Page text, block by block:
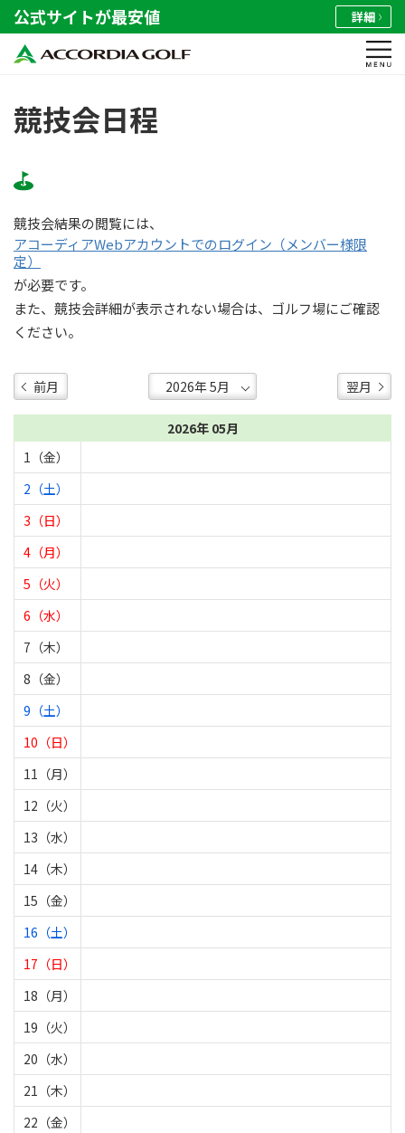
公式サイトが最安値 詳細
競技会日程
競技会結果の閲覧には、
アコーディアWebアカウントでのログイン（メンバー様限
定）
が必要です。
また、競技会詳細が表示されない場合は、ゴルフ場にご確認
ください。
前月 翌月
2026年 05月
1（金）
2（土）
3（日）
4（月）
5（火）
6（水）
7（木）
8（金）
9（土）
10（日）
11（月）
12（火）
13（水）
14（木）
15（金）
16（土）
17（日）
18（月）
19（火）
20（水）
21（木）
22（金）